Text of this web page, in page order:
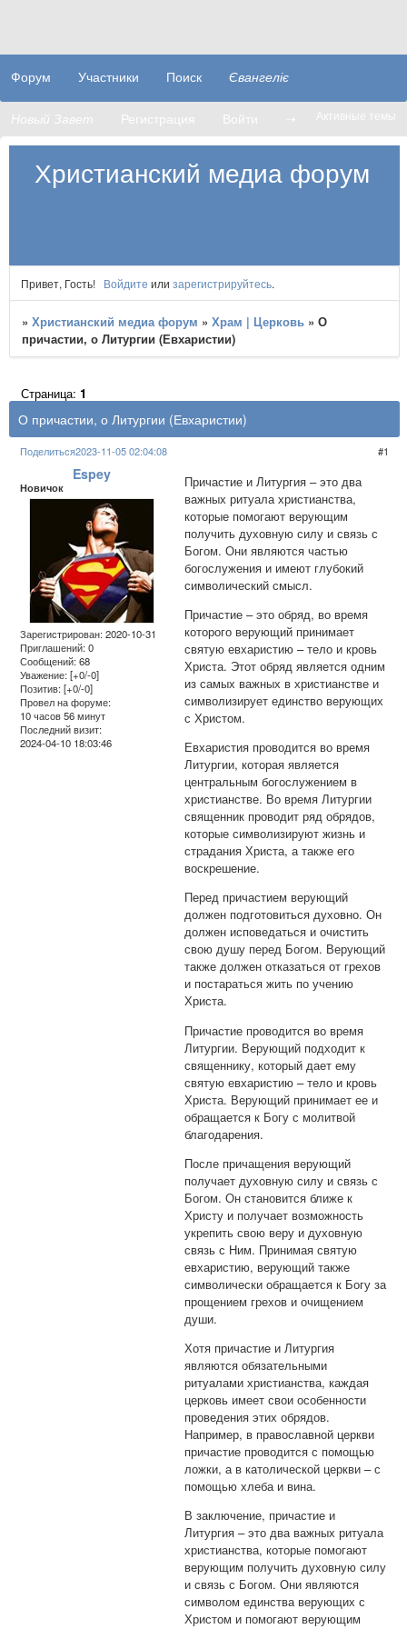
Христианский медиа форум
Форум Участники Поиск Євангеліє
Новый Завет Регистрация Войти ➝ Активные темы
Привет, Гость! Войдите или зарегистрируйтесь.
»Христианский медиа форум »Храм | Церковь »О
причастии, о Литургии (Евхаристии)
О причастии, о Литургии (Евхаристии)
Страница:1
Поделиться 1
2023-11-05 02:04:08
Espey
Новичок
Зарегистрирован: 2020-10-31
Приглашений:0
Сообщений:68
Уважение: [+0/-0]
Позитив: [+0/-0]
Провел на форуме:
10 часов 56 минут
Последний визит:
2024-04-10 18:03:46
Причастие и Литургия – это два
важных ритуала христианства,
которые помогают верующим
получить духовную силу и связь с
Богом. Они являются частью
богослужения и имеют глубокий
символический смысл.
Причастие – это обряд, во время
которого верующий принимает
святую евхаристию – тело и кровь
Христа. Этот обряд является одним
из самых важных в христианстве и
символизирует единство верующих
с Христом.
Евхаристия проводится во время
Литургии, которая является
центральным богослужением в
христианстве. Во время Литургии
священник проводит ряд обрядов,
которые символизируют жизнь и
страдания Христа, а также его
воскрешение.
Перед причастием верующий
должен подготовиться духовно. Он
должен исповедаться и очистить
свою душу перед Богом. Верующий
также должен отказаться от грехов
и постараться жить по учению
Христа.
Причастие проводится во время
Литургии. Верующий подходит к
священнику, который дает ему
святую евхаристию – тело и кровь
Христа. Верующий принимает ее и
обращается к Богу с молитвой
благодарения.
После причащения верующий
получает духовную силу и связь с
Богом. Он становится ближе к
Христу и получает возможность
укрепить свою веру и духовную
связь с Ним. Принимая святую
евхаристию, верующий также
символически обращается к Богу за
прощением грехов и очищением
души.
Хотя причастие и Литургия
являются обязательными
ритуалами христианства, каждая
церковь имеет свои особенности
проведения этих обрядов.
Например, в православной церкви
причастие проводится с помощью
ложки, а в католической церкви – с
помощью хлеба и вина.
В заключение, причастие и
Литургия – это два важных ритуала
христианства, которые помогают
верующим получить духовную силу
и связь с Богом. Они являются
символом единства верующих с
Христом и помогают верующим